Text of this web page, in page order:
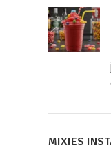
MIXIES